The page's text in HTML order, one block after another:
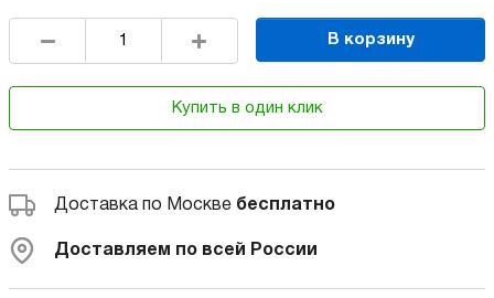
В корзину
Купить в один клик
Доставка по Москве бесплатно
Доставляем по всей России